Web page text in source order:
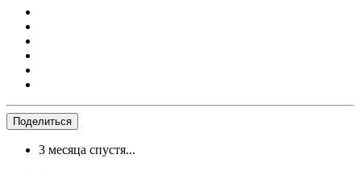
Поделиться
3 месяца спустя...